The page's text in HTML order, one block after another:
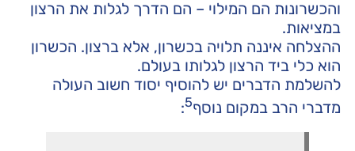
והכשרונות הם המילוי – הם הדרך לגלות את הרצון
במציאות.
ההצלחה איננה תלויה בכשרון, אלא ברצון. הכשרון
הוא כלי ביד הרצון לגלותו בעולם.
להשלמת הדברים יש להוסיף יסוד חשוב העולה
מדברי הרב במקום נוסף5
: